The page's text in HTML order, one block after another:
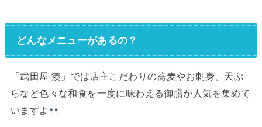
どんなメニューがあるの？
「武田屋 湊」では店主こだわりの蕎麦やお刺身、天ぷ
らなど色々な和食を一度に味わえる御膳が人気を集めて
いますよ